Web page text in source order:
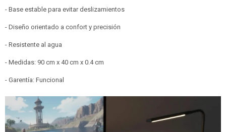
- Base estable para evitar deslizamientos
- Diseño orientado a confort y precisión
- Resistente al agua
- Medidas: 90 cm x 40 cm x 0.4 cm
- Garentía: Funcional